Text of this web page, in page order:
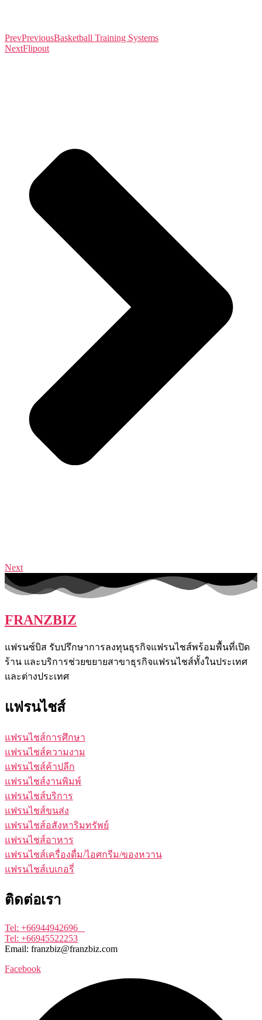
PrevPreviousBasketball Training Systems
NextFlipout
Next
FRANZBIZ
แฟรนซ์บิส รับปรึกษาการลงทุนธุรกิจแฟรนไชส์พร้อมพื้นที่เปิด
ร้าน และบริการช่วยขยายสาขาธุรกิจแฟรนไชส์ทั้งในประเทศ
และต่างประเทศ
แฟรนไชส์
แฟรนไชส์การศึกษา
แฟรนไชส์ความงาม
แฟรนไชส์ค้าปลีก
แฟรนไชส์งานพิมพ์
แฟรนไชส์บริการ
แฟรนไชส์ขนส่ง
แฟรนไชส์อสังหาริมทรัพย์
แฟรนไชส์อาหาร
แฟรนไชส์เครื่องดื่ม/ไอศกรีม/ของหวาน
แฟรนไชส์เบเกอรี่
ติดต่อเรา
Tel: +66944942696
Tel: +66945522253
Email: franzbiz@franzbiz.com
Facebook